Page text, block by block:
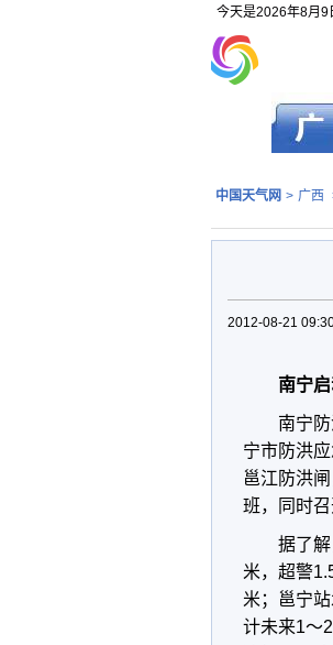
今天是2026年8月9
中国天气网 > 广西
2012-08-21
南宁
南宁
宁市防洪
邕江防洪
班，同时
据了
米，超警
米；邕宁
计未来1～